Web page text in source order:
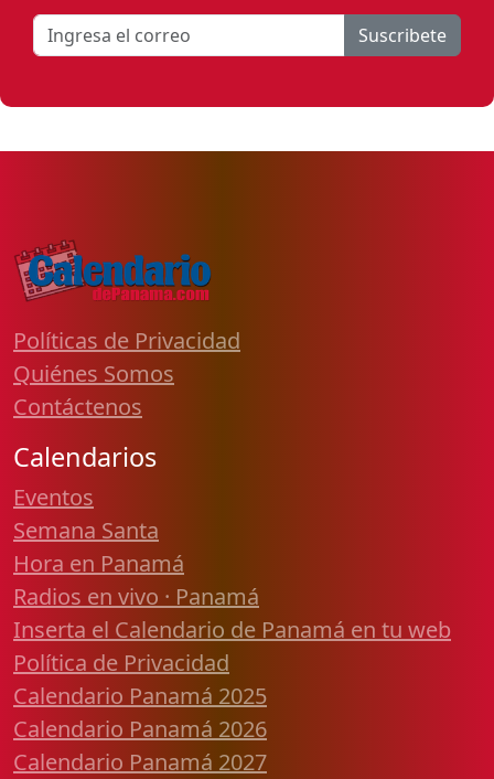
Suscribete
Políticas de Privacidad
Quiénes Somos
Contáctenos
Calendarios
Eventos
Semana Santa
Hora en Panamá
Radios en vivo · Panamá
Inserta el Calendario de Panamá en tu web
Política de Privacidad
Calendario Panamá 2025
Calendario Panamá 2026
Calendario Panamá 2027